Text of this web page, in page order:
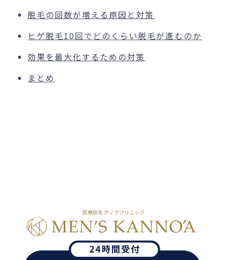
脱毛の回数が増える原因と対策
ヒゲ脱毛10回でどのくらい脱毛が進むのか
効果を最大化するための対策
まとめ